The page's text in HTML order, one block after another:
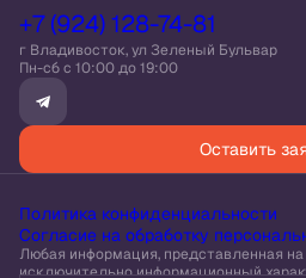
+7 (924) 128-74-81
г Владивосток, ул Зеленый Бульвар
Пн-сб c 10:00 до 19:00
Оставить
Политика конфиденциальности
Согласие на обработку
Любая информация, представленная
исключительно информационный